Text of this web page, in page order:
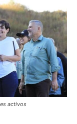
activos